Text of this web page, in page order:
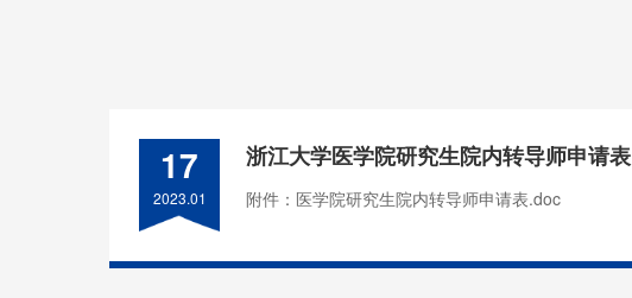
17
2023.01
浙江大学医学院研究生院内转导师申请表
附件：医学院研究生院内转导师申请表.doc